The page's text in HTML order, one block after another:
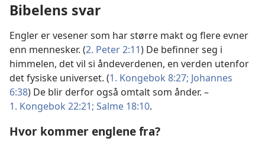
Bibelens svar
Engler er vesener som har større makt og flere evner
enn mennesker. (2. Peter 2:11) De befinner seg i
himmelen, det vil si åndeverdenen, en verden utenfor
det fysiske universet. (1. Kongebok 8:27; Johannes
6:38) De blir derfor også omtalt som ånder. –
1. Kongebok 22:21; Salme 18:10.
Hvor kommer englene fra?